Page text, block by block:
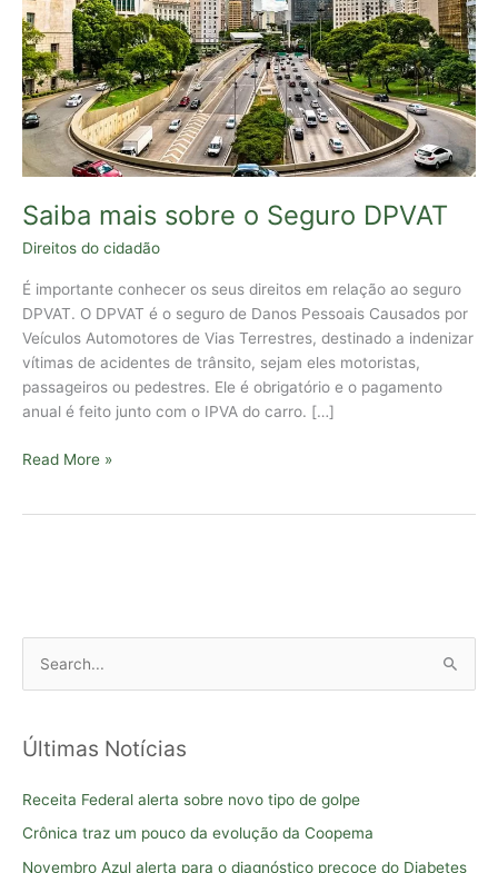
Saiba mais sobre o Seguro DPVAT
Direitos do cidadão
É importante conhecer os seus direitos em relação ao seguro
DPVAT. O DPVAT é o seguro de Danos Pessoais Causados por
Veículos Automotores de Vias Terrestres, destinado a indenizar
vítimas de acidentes de trânsito, sejam eles motoristas,
passageiros ou pedestres. Ele é obrigatório e o pagamento
anual é feito junto com o IPVA do carro. […]
DPVAT
Read More »
q
Últimas Notícias
Receita Federal alerta sobre novo tipo de golpe
Crônica traz um pouco da evolução da Coopema
Novembro Azul alerta para o diagnóstico precoce do Diabetes